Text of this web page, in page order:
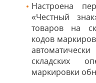
Настроена
«Честный
товаров на
кодов
складских
маркировки